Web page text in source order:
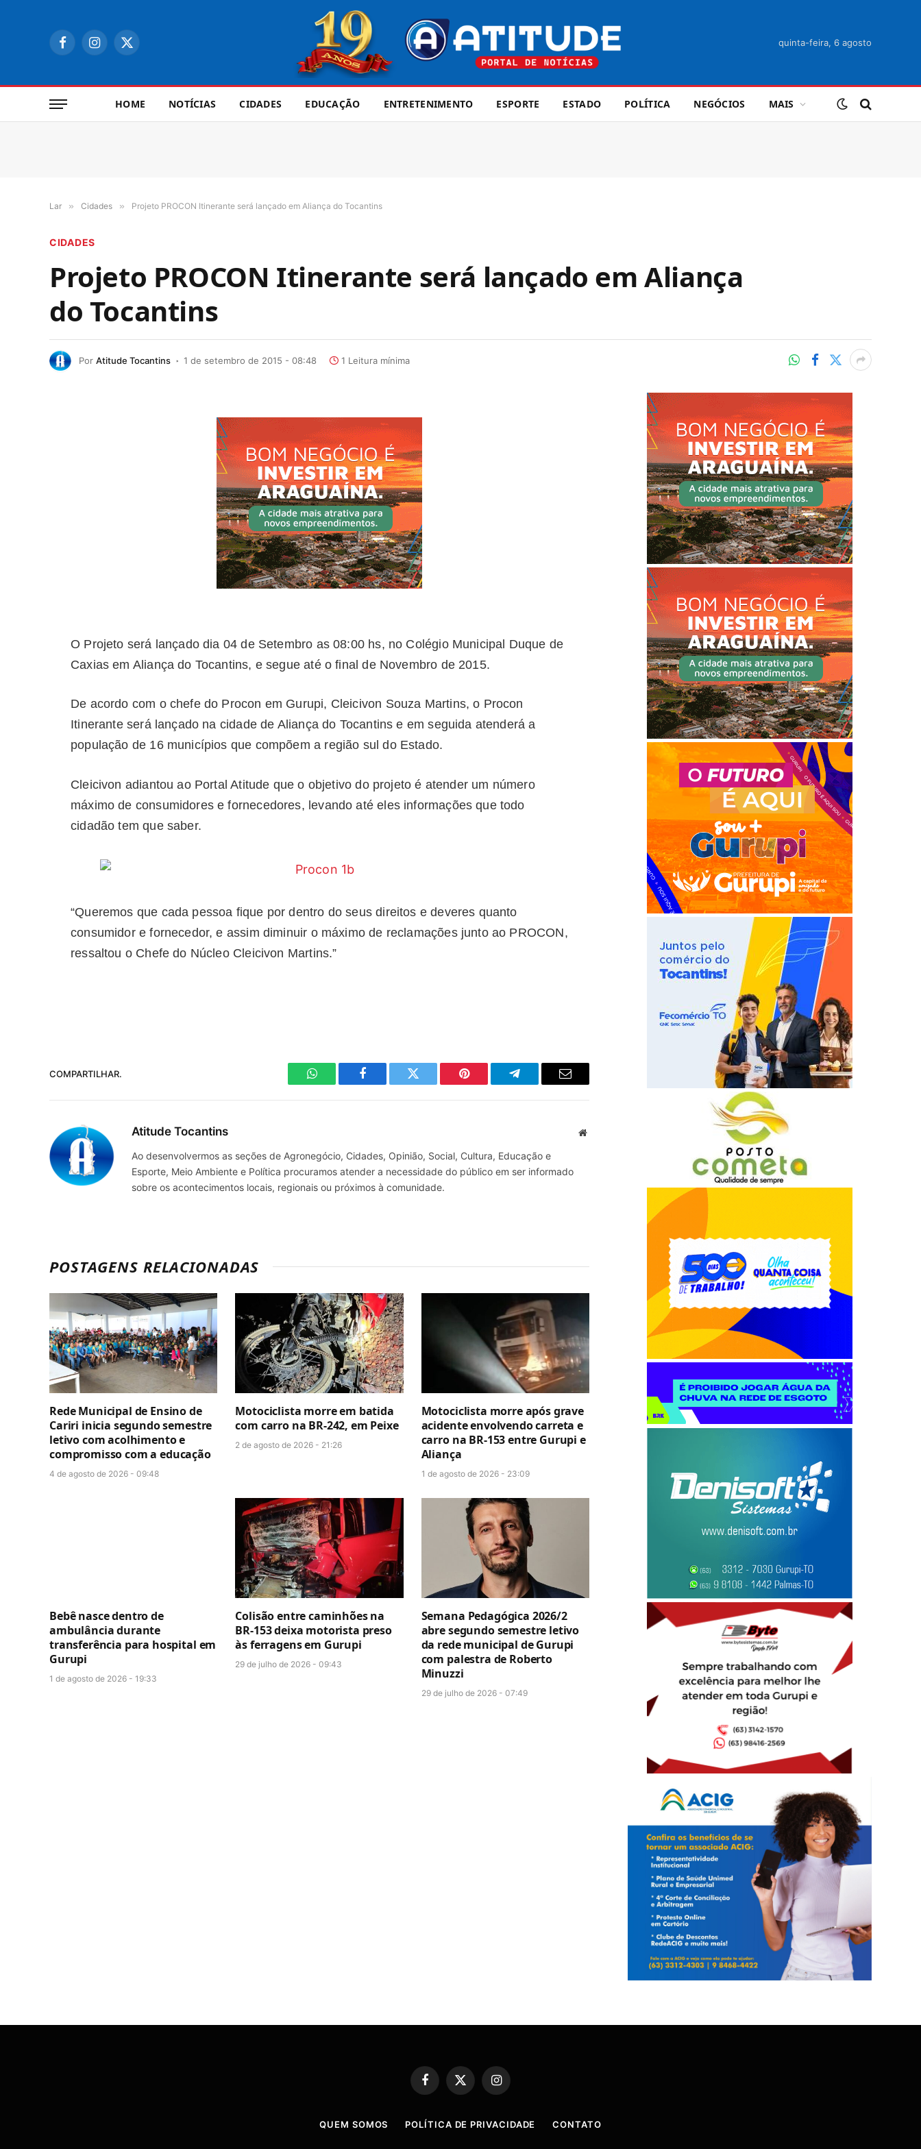
FacebookInstagram
X
quinta-feira, 6 agosto
HOME NOTÍCIAS CIDADES EDUCAÇÃO ENTRETENIMENTO ESPORTE ESTADO POLÍTICA NEGÓCIOS MAIS
Lar » Cidades » Projeto PROCON Itinerante será lançado em Aliança do Tocantins
CIDADES
Projeto PROCON Itinerante será lançado em Aliança
do Tocantins
Por Atitude Tocantins 1 de setembro de 2015 - 08:48 1 Leitura mínima
O Projeto será lançado dia 04 de Setembro as 08:00 hs, no Colégio Municipal Duque de
Caxias em Aliança do Tocantins, e segue até o final de Novembro de 2015.
De acordo com o chefe do Procon em Gurupi, Cleicivon Souza Martins, o Procon
Itinerante será lançado na cidade de Aliança do Tocantins e em seguida atenderá a
população de 16 municípios que compõem a região sul do Estado.
Cleicivon adiantou ao Portal Atitude que o objetivo do projeto é atender um número
máximo de consumidores e fornecedores, levando até eles informações que todo
cidadão tem que saber.
“Queremos que cada pessoa fique por dentro do seus direitos e deveres quanto
consumidor e fornecedor, e assim diminuir o máximo de reclamações junto ao PROCON,
ressaltou o Chefe do Núcleo Cleicivon Martins.”
COMPARTILHAR.
WhatsAppFacebook Twitter Pinterest TelegramaE-
Atitude Tocantins Site
Ao desenvolvermos as seções de Agronegócio, Cidades, Opinião, Social, Cultura, Educação e
Esporte, Meio Ambiente e Política procuramos atender a necessidade do público em ser informado
sobre os acontecimentos locais, regionais ou próximos à comunidade.
POSTAGENS RELACIONADAS
Rede Municipal de Ensino de
Cariri inicia segundo semestre
letivo com acolhimento e
compromisso com a educação
4 de agosto de 2026 - 09:48
Motociclista morre em batida
com carro na BR-242, em Peixe
2 de agosto de 2026 - 21:26
Motociclista morre após grave
acidente envolvendo carreta e
carro na BR-153 entre Gurupi e
Aliança
1 de agosto de 2026 - 23:09
Bebê nasce dentro de
ambulância durante
transferência para hospital em
Gurupi
1 de agosto de 2026 - 19:33
Colisão entre caminhões na
BR-153 deixa motorista preso
às ferragens em Gurupi
29 de julho de 2026 - 09:43
Semana Pedagógica 2026/2
abre segundo semestre letivo
da rede municipal de Gurupi
com palestra de Roberto
Minuzzi
29 de julho de 2026 - 07:49
Facebook
X
(Twitter)
Instagram
QUEM SOMOS POLÍTICA DE PRIVACIDADE CONTATO